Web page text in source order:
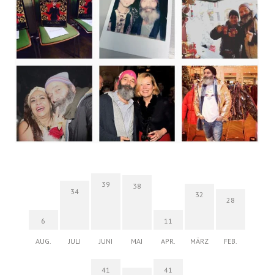
6
AUG.
34
JULI
39
JUNI
38
MAI
11
APR.
32
MÄRZ
28
FEB.
41 41